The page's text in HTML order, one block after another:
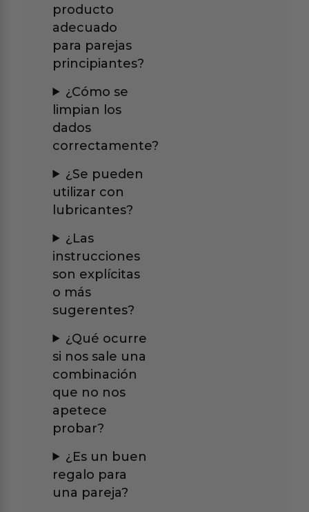
producto
adecuado
para parejas
principiantes?
¿Cómo se
limpian los
dados
correctamente?
¿Se pueden
utilizar con
lubricantes?
¿Las
instrucciones
son explícitas
o más
sugerentes?
¿Qué ocurre
si nos sale una
combinación
que no nos
apetece
probar?
¿Es un buen
regalo para
una pareja?